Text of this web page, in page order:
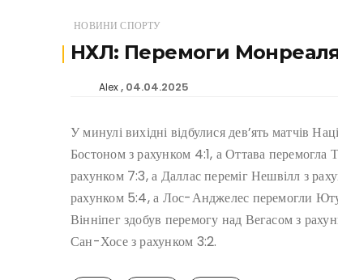
НОВИНИ СПОРТУ
НХЛ: Перемоги Монреаля
Alex 04.04.2025
У минулі вихідні відбулися дев’ять матчів
Бостоном з рахунком 4:1, а Оттава
рахунком 7:3, а Даллас переміг Нешвілл з
рахунком 5:4, а Лос-Анджелес перемогли
Вінніпег здобув перемогу над Вегасом з
Сан-Хосе з рахунком 3:2.